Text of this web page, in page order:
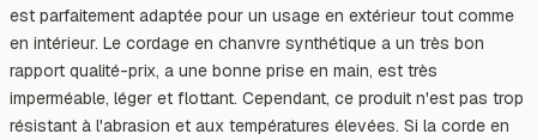
est parfaitement adaptée pour un usage en extérieur tout comme
en intérieur. Le cordage en chanvre synthétique a un très bon
rapport qualité-prix, a une bonne prise en main, est très
imperméable, léger et flottant. Cependant, ce produit n'est pas trop
résistant à l'abrasion et aux températures élevées. Si la corde en